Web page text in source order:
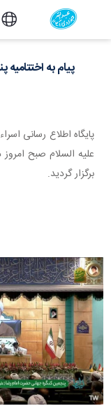
پیام به
علیه السلام: -
پیام به اختتامیه
پایگاه اطلاع رسانی
علیه السلام صبح
برگزار گردید.